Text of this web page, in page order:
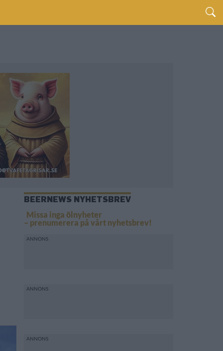
BEERNEWS NYHETSBREV
Missa inga ölnyheter
– prenumerera på vårt nyhetsbrev!